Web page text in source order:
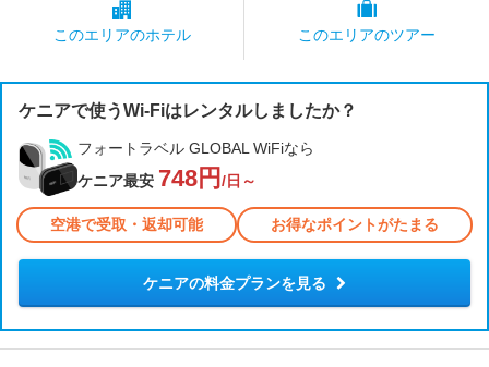
このエリアのホテル このエリアのツアー
ケニアで使うWi-Fiはレンタルしましたか？
フォートラベル GLOBAL WiFiなら
ケニア最安 748円 /日～
空港で受取・返却可能 お得なポイントがたまる
ケニアの料金プランを見る